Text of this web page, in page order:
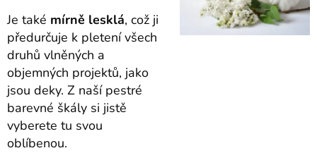
Je také mírně lesklá, což ji
předurčuje k pletení všech
druhů vlněných a
objemných projektů, jako
jsou deky. Z naší pestré
barevné škály si jistě
vyberete tu svou
oblíbenou.